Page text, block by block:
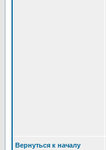
Вернуться к началу